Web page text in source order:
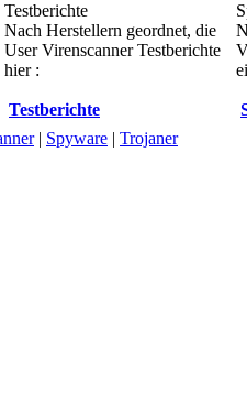
Testberichte
Nach Herstellern geordnet, die
User Virenscanner Testberichte
hier :
Testberichte
| Spyware | Trojaner